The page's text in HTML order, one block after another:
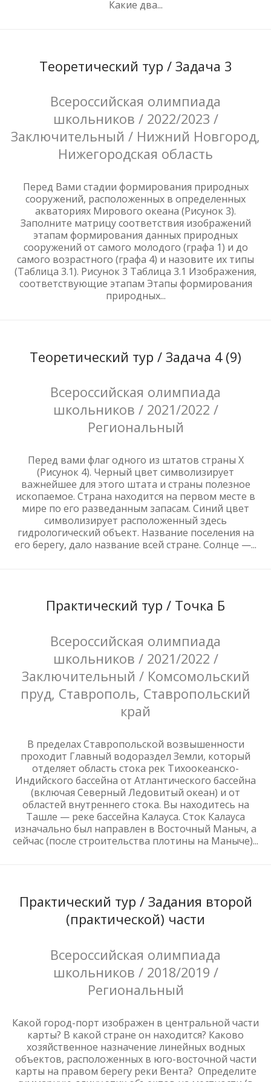
Какие два...
Теоретический тур / Задача 3
Всероссийская олимпиада
школьников / 2022/2023 /
Заключительный / Нижний Новгород,
Нижегородская область
Перед Вами стадии формирования природных
сооружений, расположенных в определенных
акваториях Мирового океана (Рисунок 3).
Заполните матрицу соответствия изображений
этапам формирования данных природных
сооружений от самого молодого (графа 1) и до
самого возрастного (графа 4) и назовите их типы
(Таблица 3.1). Рисунок 3 Таблица 3.1 Изображения,
соответствующие этапам Этапы формирования
природных...
Теоретический тур / Задача 4 (9)
Всероссийская олимпиада
школьников / 2021/2022 /
Региональный
Перед вами флаг одного из штатов страны Х
(Рисунок 4). Черный цвет символизирует
важнейшее для этого штата и страны полезное
ископаемое. Страна находится на первом месте в
мире по его разведанным запасам. Синий цвет
символизирует расположенный здесь
гидрологический объект. Название поселения на
его берегу, дало название всей стране. Солнце —...
Практический тур / Точка Б
Всероссийская олимпиада
школьников / 2021/2022 /
Заключительный / Комсомольский
пруд, Ставрополь, Ставропольский
край
В пределах Ставропольской возвышенности
проходит Главный водораздел Земли, который
отделяет область стока рек Тихоокеанско-
Индийского бассейна от Атлантического бассейна
(включая Северный Ледовитый океан) и от
областей внутреннего стока. Вы находитесь на
Ташле — реке бассейна Калауса. Сток Калауса
изначально был направлен в Восточный Маныч, а
сейчас (после строительства плотины на Маныче)...
Практический тур / Задания второй
(практической) части
Всероссийская олимпиада
школьников / 2018/2019 /
Региональный
Какой город-порт изображен в центральной части
карты? В какой стране он находится? Каково
хозяйственное назначение линейных водных
объектов, расположенных в юго-восточной части
карты на правом берегу реки Вента? Определите